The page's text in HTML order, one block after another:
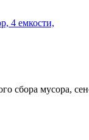
4 емкости,
сбора мусора,